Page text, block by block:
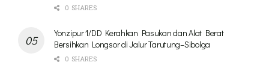
0 SHARES
Yonzipur 1/DD Kerahkan Pasukan dan Alat Berat
Bersihkan Longsor di Jalur Tarutung–Sibolga
0 SHARES